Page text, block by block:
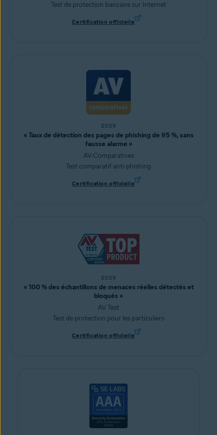
Test de protection bancaire sur Internet
Certification officielle
2025
« Taux de détection des pages de phishing de 95 %, sans
fausse alarme »
AV-Comparatives
Test comparatif anti-phishing
Certification officielle
2025
« 100 % des échantillons de menaces réelles détectés et
bloqués »
AV Test
Test de protection pour les particuliers
Certification officielle